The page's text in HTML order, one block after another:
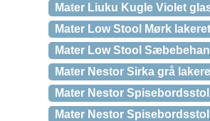
Mater Liuku Kugle Violet
Mater Low Stool Mørk
Mater Low Stool
Mater Nestor Sirka grå
Mater Nestor
Mater Nestor